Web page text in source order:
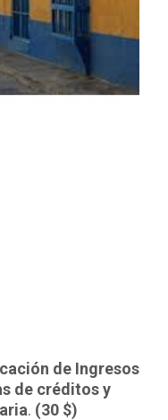
de Ingresos
de créditos y
. (30 $)